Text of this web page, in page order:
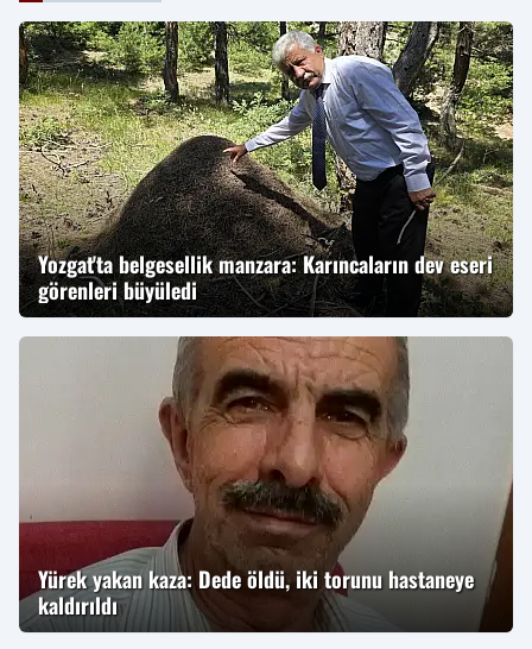
Yozgat'ta belgesellik manzara: Karıncaların dev eseri
görenleri büyüledi
Yürek yakan kaza: Dede öldü, iki torunu hastaneye
kaldırıldı